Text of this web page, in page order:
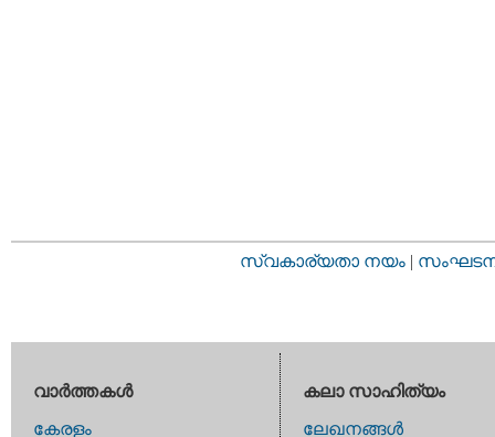
സ്വകാര്യതാ നയം |
വാര്‍ത്തകള്‍
കേരളം
കലാ സാഹിത്യം
ലേഖനങ്ങള്‍